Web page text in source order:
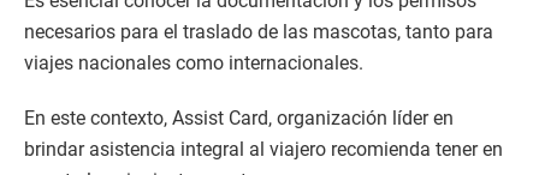
necesarios para el traslado de las mascotas, tanto para
viajes nacionales como internacionales.
En este contexto, Assist Card, organización líder en
brindar asistencia integral al viajero recomienda tener en